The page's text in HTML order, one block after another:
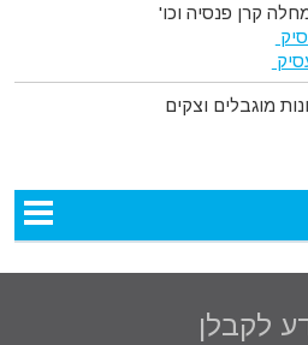
קרן פנסיה וכו'
מוגבלים וצקים
לקבלן